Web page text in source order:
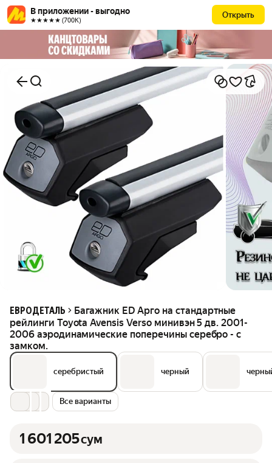
В приложении - выгодно
★★★★★ (700К)
Открыть
ЕВРОДЕТАЛЬ
Багажник ED Арго на стандартные
рейлинги Toyota Avensis Verso минивэн 5 дв. 2001-
2006 аэродинамические поперечины серебро - с
замком.
серебристый черный
Все варианты
1 601 205сум